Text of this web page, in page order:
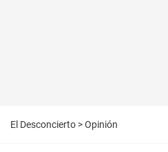
El Desconcierto >Opinión